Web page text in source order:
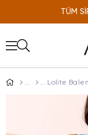
Lolite